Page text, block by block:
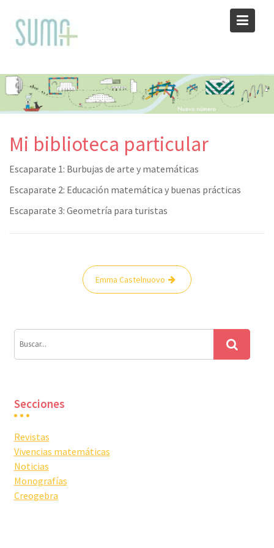
content
Mi biblioteca particular
Escaparate 1: Burbujas de arte y matemáticas
Escaparate 2: Educación matemática y buenas prácticas
Escaparate 3: Geometría para turistas
Navegación
Emma Castelnuovo
Secciones
Revistas
Vivencias matemáticas
Noticias
Monografías
Creogebra